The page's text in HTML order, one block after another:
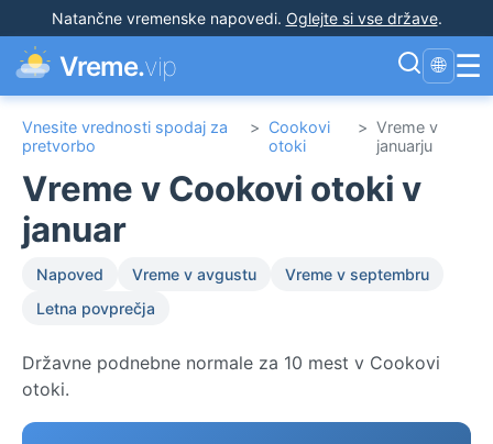
Natančne vremenske napovedi. Oglejte si vse države.
Vreme.vip 🌐 ☰
Vnesite vrednosti spodaj za
pretvorbo
> Cookovi
otoki
> Vreme v
januarju
Vreme v Cookovi otoki v
januar
Napoved Vreme v avgustu
Vreme v septembru
Letna povprečja
Državne podnebne normale za 10 mest v Cookovi
otoki.